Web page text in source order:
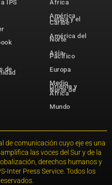
IPS
de
África
América
Latina y el
Caribe
América del
Norte
Asia-
Pacífico
Europa
Medio
Oriente y
Norte de
África
Mundo
de comunicación cuyo eje es una
las voces del Sur y de la
derechos humanos y
Inter Press Service. Todos los